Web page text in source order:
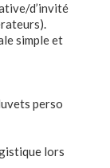
d’invité
simple et
perso
lors